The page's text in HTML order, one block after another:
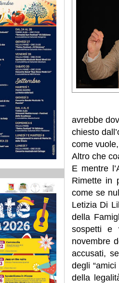
avrebbe
chiesto
come
Altro che
E mentre
Rimette in
come se
Letizia Di
della
sospetti e
novembre
accusati,
degli
della